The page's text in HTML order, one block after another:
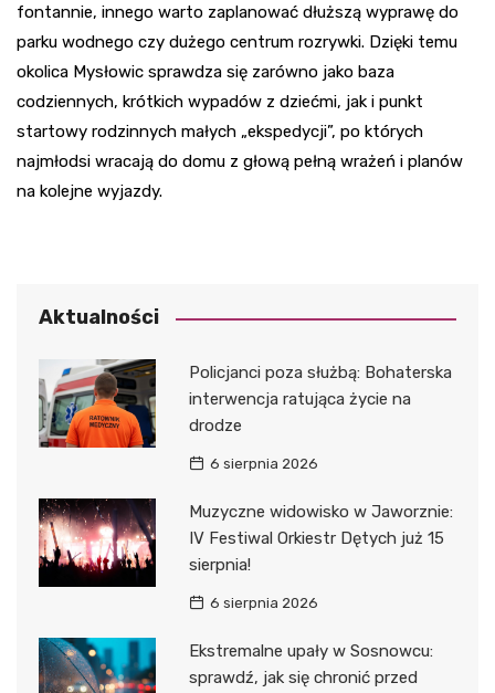
fontannie, innego warto zaplanować dłuższą wyprawę do
parku wodnego czy dużego centrum rozrywki. Dzięki temu
okolica Mysłowic sprawdza się zarówno jako baza
codziennych, krótkich wypadów z dziećmi, jak i punkt
startowy rodzinnych małych „ekspedycji”, po których
najmłodsi wracają do domu z głową pełną wrażeń i planów
na kolejne wyjazdy.
Aktualności
Policjanci poza służbą: Bohaterska
interwencja ratująca życie na
drodze
6 sierpnia 2026
Muzyczne widowisko w Jaworznie:
IV Festiwal Orkiestr Dętych już 15
sierpnia!
6 sierpnia 2026
Ekstremalne upały w Sosnowcu:
sprawdź, jak się chronić przed